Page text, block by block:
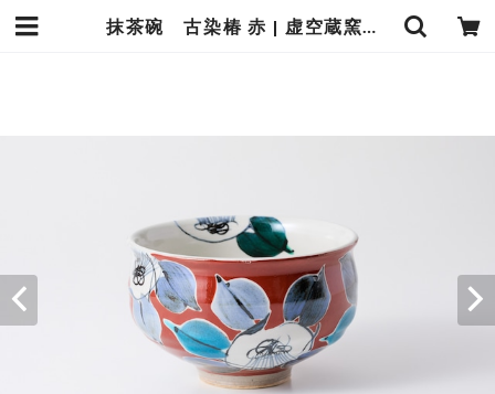
抹茶碗 古染椿 赤 | 虚空蔵窯｜石川県能美市の九谷焼の窯元。九谷焼の製造販売（通販）を行っております。